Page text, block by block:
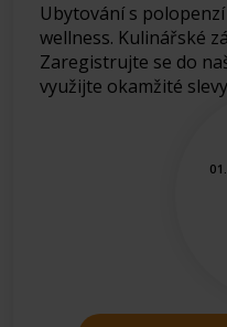
Ubytování s
wellness. Kulinářské
Zaregistrujte se do
využijte okamžité